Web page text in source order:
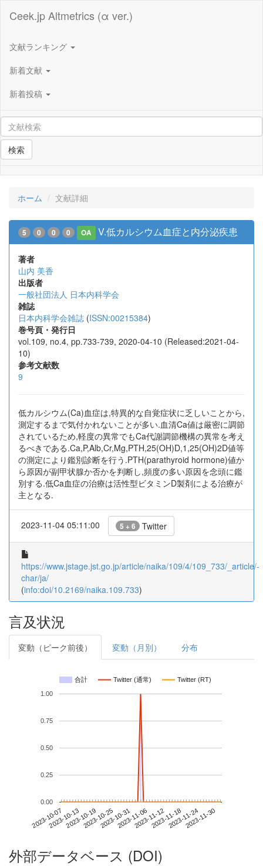
Ceek.jp Altmetrics (α ver.)
文献ランキング
新着文献
新着投稿
検索
ホーム 文献詳細
5 0 0 0 OA V.低カルシウム血症と内分泌疾患
著者
山内 美香
出版者
一般社団法人 日本内科学会
雑誌
日本内科学会雑誌 (ISSN:00215384)
巻号頁・発行日
vol.109, no.4, pp.733-739, 2020-04-10 (Released:2021-04-
10)
参考文献数
9
低カルシウム(Ca)血症は,特異的な自覚症状に乏しいことから,
測定するまで気付かれないことが多い.血清Ca値は厳密に調節
されているため,軽度の異常でもCa代謝調節機構の異常を考え
るべきである.Ca,P,Alb,Cr,Mg,PTH,25(OH)D,1,25(OH)2D値等
の測定により鑑別診断を行う.PTH(parathyroid hormone)値か
ら原因が副甲状腺か否かを判断し,頻度の多い原因を念頭に鑑
別する.低Ca血症の治療は活性型ビタミンD製剤による治療が
主となる.
2023-11-04 05:11:00 5 + 6 Twitter
https://www.jstage.jst.go.jp/article/naika/109/4/109_733/_article/-
char/ja/
(info:doi/10.2169/naika.109.733)
言及状況
変動（ピーク前後） 変動（月別） 分布
合計 Twitter (通常) Twitter (RT)
2023-10-072023-10-132023-10-192023-10-252023-10-312023-11-062023-11-122023-11-182023-11-242023-11-30
0.00
0.25
0.50
0.75
1.00
外部データベース (DOI)